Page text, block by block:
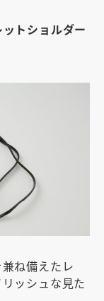
トショルダー
ね備えたレ
ッシュな見た